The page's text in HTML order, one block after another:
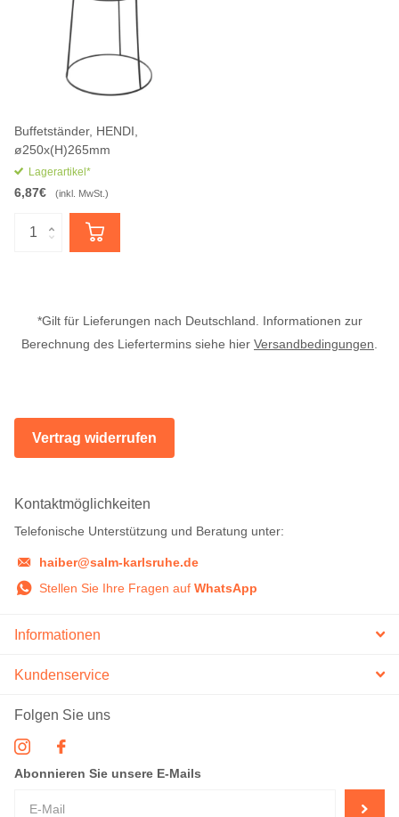
Buffetständer, HENDI,
ø250x(H)265mm
Lagerartikel*
6,87€ (inkl. MwSt.)
*Gilt für Lieferungen nach Deutschland. Informationen zur
Berechnung des Liefertermins siehe hier Versandbedingungen.
Vertrag widerrufen
Kontaktmöglichkeiten
Telefonische Unterstützung und Beratung unter:
haiber@salm-karlsruhe.de
Stellen Sie Ihre Fragen auf WhatsApp
Informationen
Kundenservice
Folgen Sie uns
Abonnieren Sie unsere E-Mails